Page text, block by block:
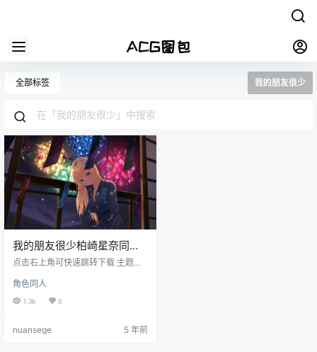
全部标签 我的朋友很少
我的朋友很少柏崎星奈同人
图集插画壁纸
点击右上角可快速跳转下载 主题：
画壁纸 格式：JPG/PNG 数量：234
张_不断更新中（更新会在本站公众
角色同人
1.3k 0
nuansege 5 年前